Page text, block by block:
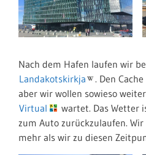
Nach dem Hafen laufen wir
Landakotskirkja
. Den
aber wir wollen sowieso
Virtual
wartet. Das Wetter
zum Auto zurückzulaufen.
mehr als wir zu diesen